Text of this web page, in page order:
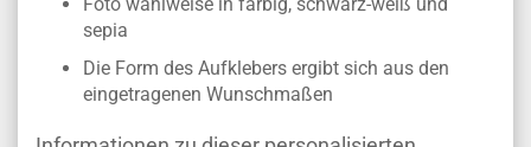
Foto wahlweise in farbig, schwarz-weiß und
sepia
Die Form des Aufklebers ergibt sich aus den
eingetragenen Wunschmaßen